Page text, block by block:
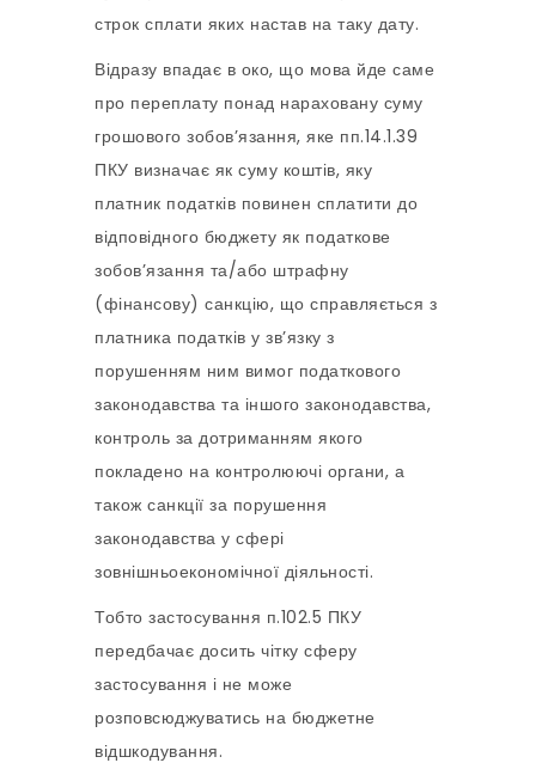
строк сплати яких настав на таку дату.
Відразу впадає в око, що мова йде саме
про переплату понад нараховану суму
грошового зобов’язання, яке пп.14.1.39
ПКУ визначає як суму коштів, яку
платник податків повинен сплатити до
відповідного бюджету як податкове
зобов’язання та/або штрафну
(фінансову) санкцію, що справляється з
платника податків у зв’язку з
порушенням ним вимог податкового
законодавства та іншого законодавства,
контроль за дотриманням якого
покладено на контролюючі органи, а
також санкції за порушення
законодавства у сфері
зовнішньоекономічної діяльності.
Тобто застосування п.102.5 ПКУ
передбачає досить чітку сферу
застосування і не може
розповсюджуватись на бюджетне
відшкодування.